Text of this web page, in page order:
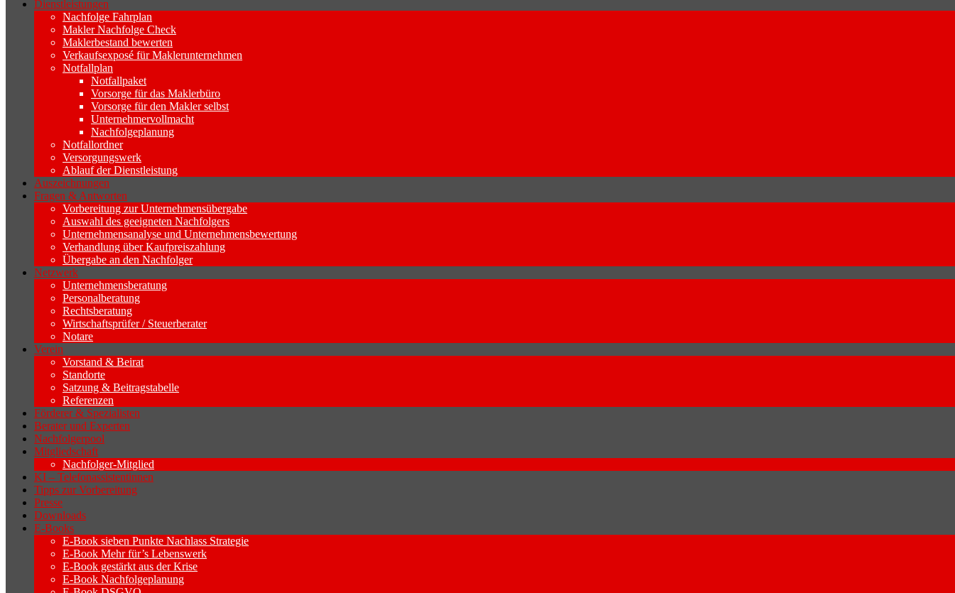
Dienstleistungen
Nachfolge Fahrplan
Makler Nachfolge Check
Maklerbestand bewerten
Verkaufsexposé für Maklerunternehmen
Notfallplan
Notfallpaket
Vorsorge für das Maklerbüro
Vorsorge für den Makler selbst
Unternehmervollmacht
Nachfolgeplanung
Notfallordner
Versorgungswerk
Ablauf der Dienstleistung
Auszeichnungen
Fragen & Antworten
Vorbereitung zur Unternehmensübergabe
Auswahl des geeigneten Nachfolgers
Unternehmensanalyse und Unternehmensbewertung
Verhandlung über Kaufpreiszahlung
Übergabe an den Nachfolger
Netzwerk
Unternehmensberatung
Personalberatung
Rechtsberatung
Wirtschaftsprüfer / Steuerberater
Notare
Verein
Vorstand & Beirat
Standorte
Satzung & Beitragstabelle
Referenzen
Förderer & Spezialisten
Berater und Experten
Nachfolgerpool
Mitgliedschaft
Nachfolger-Mitglied
KI – Telefonassistentinnen
Tipps zur Vorbereitung
Presse
Downloads
E-Books
E-Book sieben Punkte Nachlass Strategie
E-Book Mehr für’s Lebenswerk
E-Book gestärkt aus der Krise
E-Book Nachfolgeplanung